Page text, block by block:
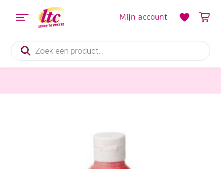
Producten
zoeken
Mijn account